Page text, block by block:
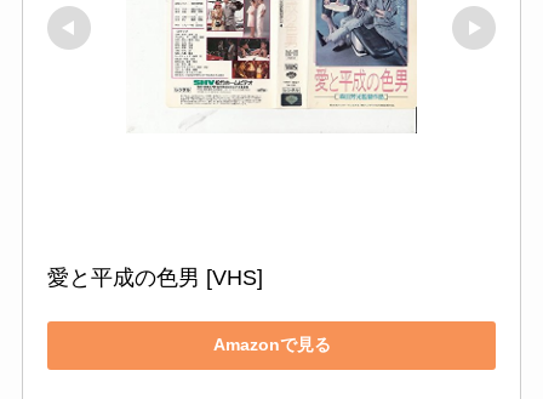
愛と平成の色男 [VHS]
Amazonで見る